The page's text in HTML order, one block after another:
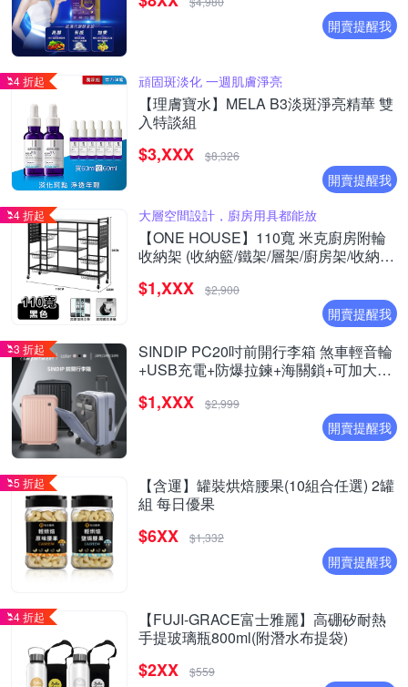
開賣提醒我
4 折起 頑固斑淡化 一週肌膚淨亮
【理膚寶水】MELA B3淡斑淨亮精華 雙
入特談組
$3,XXX $8,326
開賣提醒我
4 折起 大層空間設計，廚房用具都能放
【ONE HOUSE】110寬 米克廚房附輪
收納架 (收納籃/鐵架/層架/廚房架/收納
$1,XXX $2,900
開賣提醒我
3 折起
SINDIP PC20吋前開行李箱 煞車輕音輪
+USB充電+防爆拉鍊+海關鎖+可加大
$1,XXX $2,999
開賣提醒我
5 折起
【含運】罐裝烘焙腰果(10組合任選) 2罐
組 每日優果
$6XX $1,332
開賣提醒我
4 折起
【FUJI-GRACE富士雅麗】高硼矽耐熱
手提玻璃瓶800ml(附潛水布提袋)
$2XX $559